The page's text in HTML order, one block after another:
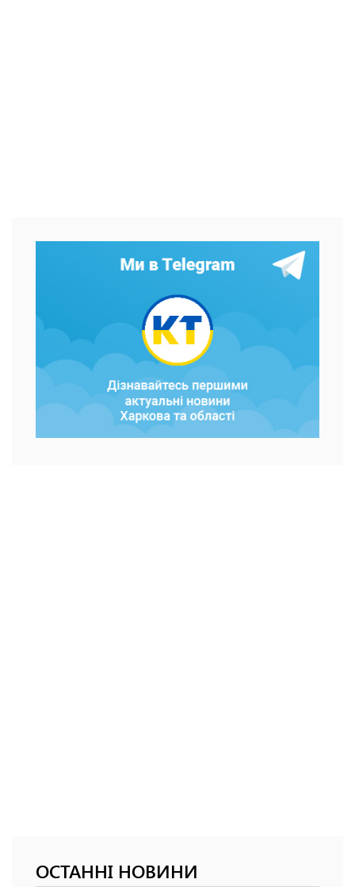
ОСТАННІ НОВИНИ